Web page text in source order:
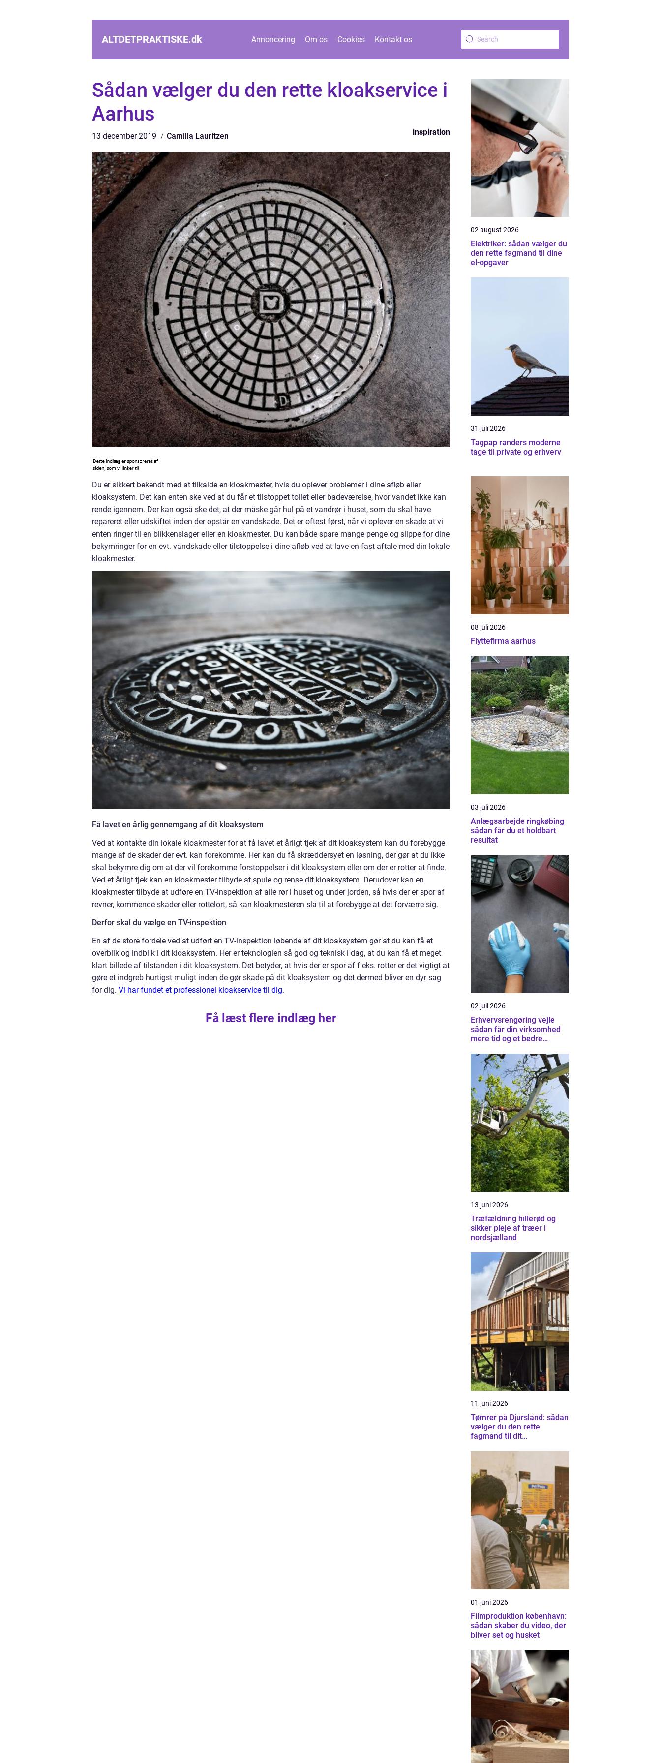
ALTDETPRAKTISKE.dk Annoncering Om os Cookies Kontakt os
Sådan vælger du den rette kloakservice i
Aarhus
13 december 2019 Camilla Lauritzen inspiration
Du er sikkert bekendt med at tilkalde en kloakmester, hvis du oplever problemer i dine afløb eller
kloaksystem. Det kan enten ske ved at du får et tilstoppet toilet eller badeværelse, hvor vandet ikke kan
rende igennem. Der kan også ske det, at der måske går hul på et vandrør i huset, som du skal have
repareret eller udskiftet inden der opstår en vandskade. Det er oftest først, når vi oplever en skade at vi
enten ringer til en blikkenslager eller en kloakmester. Du kan både spare mange penge og slippe for dine
bekymringer for en evt. vandskade eller tilstoppelse i dine afløb ved at lave en fast aftale med din lokale
kloakmester.
Få lavet en årlig gennemgang af dit kloaksystem
Ved at kontakte din lokale kloakmester for at få lavet et årligt tjek af dit kloaksystem kan du forebygge
mange af de skader der evt. kan forekomme. Her kan du få skræddersyet en løsning, der gør at du ikke
skal bekymre dig om at der vil forekomme forstoppelser i dit kloaksystem eller om der er rotter at finde.
Ved et årligt tjek kan en kloakmester tilbyde at spule og rense dit kloaksystem. Derudover kan en
kloakmester tilbyde at udføre en TV-inspektion af alle rør i huset og under jorden, så hvis der er spor af
revner, kommende skader eller rottelort, så kan kloakmesteren slå til at forebygge at det forværre sig.
Derfor skal du vælge en TV-inspektion
En af de store fordele ved at udført en TV-inspektion løbende af dit kloaksystem gør at du kan få et
overblik og indblik i dit kloaksystem. Her er teknologien så god og teknisk i dag, at du kan få et meget
klart billede af tilstanden i dit kloaksystem. Det betyder, at hvis der er spor af f.eks. rotter er det vigtigt at
gøre et indgreb hurtigst muligt inden de gør skade på dit kloaksystem og det dermed bliver en dyr sag
for dig. Vi har fundet et professionel kloakservice til dig.
Få læst flere indlæg her
02 august 2026
Elektriker: sådan vælger du
den rette fagmand til dine
el-opgaver
31 juli 2026
Tagpap randers moderne
tage til private og erhverv
08 juli 2026
Flyttefirma aarhus
03 juli 2026
Anlægsarbejde ringkøbing
sådan får du et holdbart
resultat
02 juli 2026
Erhvervsrengøring vejle
sådan får din virksomhed
mere tid og et bedre
13 juni 2026
Træfældning hillerød og
sikker pleje af træer i
nordsjælland
11 juni 2026
Tømrer på Djursland: sådan
vælger du den rette
fagmand til dit
01 juni 2026
Filmproduktion københavn:
sådan skaber du video, der
bliver set og husket